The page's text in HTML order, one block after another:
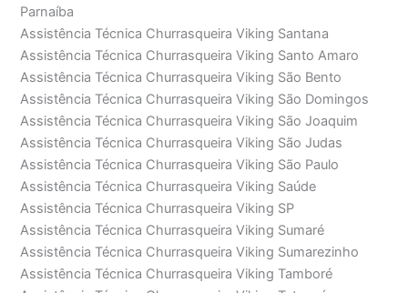
Parnaíba
Assistência Técnica Churrasqueira Viking Santana
Assistência Técnica Churrasqueira Viking Santo Amaro
Assistência Técnica Churrasqueira Viking São Bento
Assistência Técnica Churrasqueira Viking São Domingos
Assistência Técnica Churrasqueira Viking São Joaquim
Assistência Técnica Churrasqueira Viking São Judas
Assistência Técnica Churrasqueira Viking São Paulo
Assistência Técnica Churrasqueira Viking Saúde
Assistência Técnica Churrasqueira Viking SP
Assistência Técnica Churrasqueira Viking Sumaré
Assistência Técnica Churrasqueira Viking Sumarezinho
Assistência Técnica Churrasqueira Viking Tamboré